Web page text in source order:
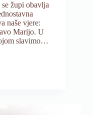
župi obavlja
naše vjere:
Marijo. U
slavimo…